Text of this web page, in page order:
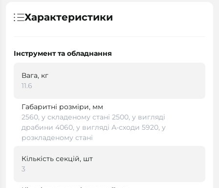
Характеристики
Інструмент та обладнання
Вага, кг
11.6
Габаритні розміри, мм
2560, у складеному стані 2500, у вигляді
драбини 4060, у вигляді А-сходи 5920, у
розкладеному стані
Кількість секцій, шт
3